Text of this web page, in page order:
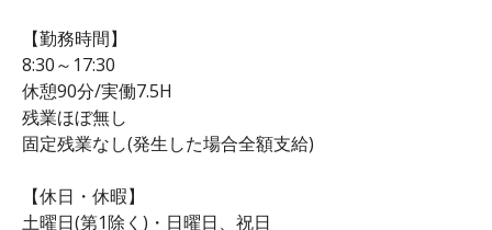
【勤務時間】
8:30～17:30
休憩90分/実働7.5H
残業ほぼ無し
固定残業なし(発生した場合全額支給)
【休日・休暇】
土曜日(第1除く)・日曜日、祝日